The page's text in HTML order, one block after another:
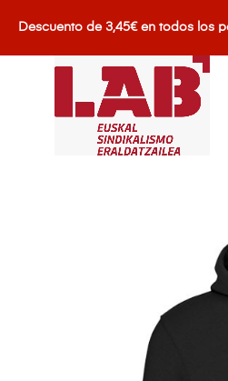
Descuento de 3,45€ en todos los